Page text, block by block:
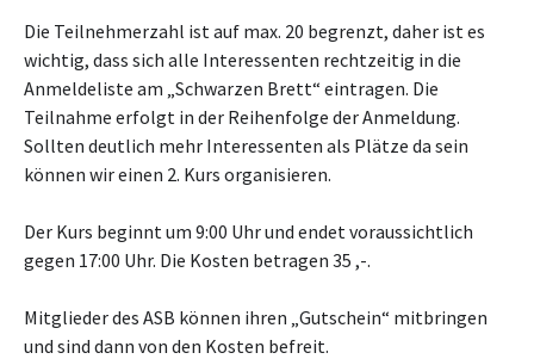
Die Teilnehmerzahl ist auf max. 20 begrenzt, daher ist es
wichtig, dass sich alle Interessenten rechtzeitig in die
Anmeldeliste am „Schwarzen Brett“ eintragen. Die
Teilnahme erfolgt in der Reihenfolge der Anmeldung.
Sollten deutlich mehr Interessenten als Plätze da sein
können wir einen 2. Kurs organisieren.
Der Kurs beginnt um 9:00 Uhr und endet voraussichtlich
gegen 17:00 Uhr. Die Kosten betragen 35 ,-.
Mitglieder des ASB können ihren „Gutschein“ mitbringen
und sind dann von den Kosten befreit.